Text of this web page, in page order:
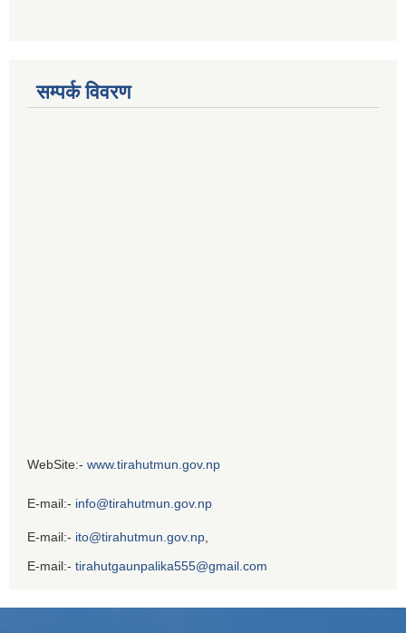
सम्पर्क विवरण
WebSite:- www.tirahutmun.gov.np
E-mail:- info@tirahutmun.gov.np
E-mail:- ito@tirahutmun.gov.np
E-mail:- tirahutgaunpalika555@gmail.com